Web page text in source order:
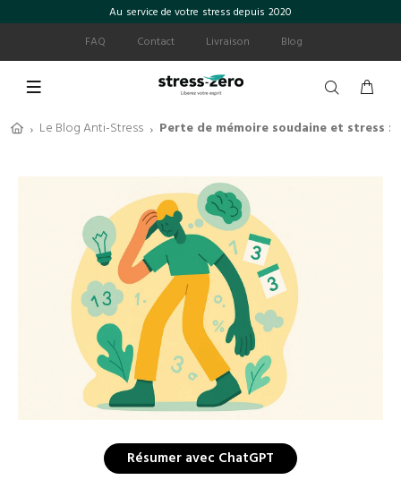
Au service de votre stress depuis 2020
FAQ
Contact Livraison Blog
› Le Blog Anti-Stress › Perte de mémoire soudaine et stress :
Résumer avec ChatGPT